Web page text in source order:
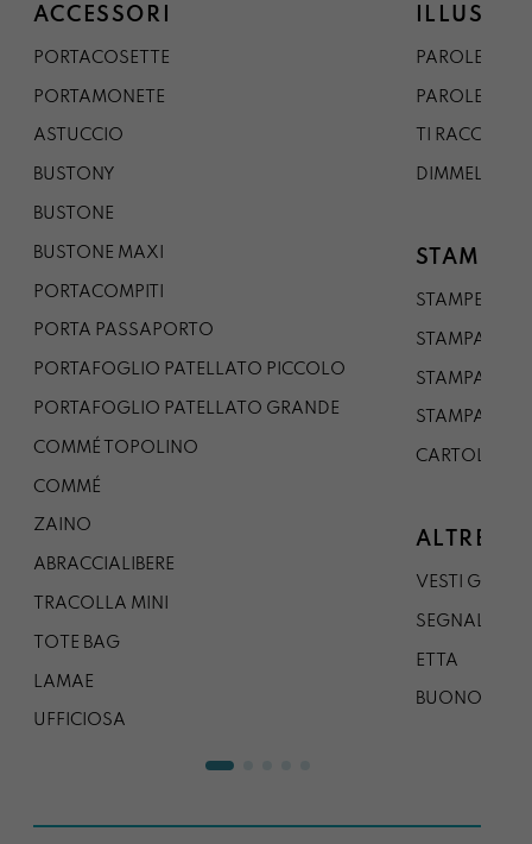
ACCESSORI
PORTACOSETTE
PORTAMONETE
ASTUCCIO
BUSTONY
BUSTONE
BUSTONE MAXI
PORTACOMPITI
PORTA PASSAPORTO
PORTAFOGLIO PATELLATO PICCOLO
PORTAFOGLIO PATELLATO GRANDE
COMMÉ TOPOLINO
COMMÉ
ZAINO
ABRACCIALIBERE
TRACOLLA MINI
TOTE BAG
LAMAE
UFFICIOSA
PAROLE DAL
PAROLE DA
TI
DIMMELO
STAMPE
STAMPE A5
STAMPA A3
STAMPA A1
STAMPA A0
CARTOLINA
ALTRE
VESTI
SEGNALIBRO
ETTA
BUONO